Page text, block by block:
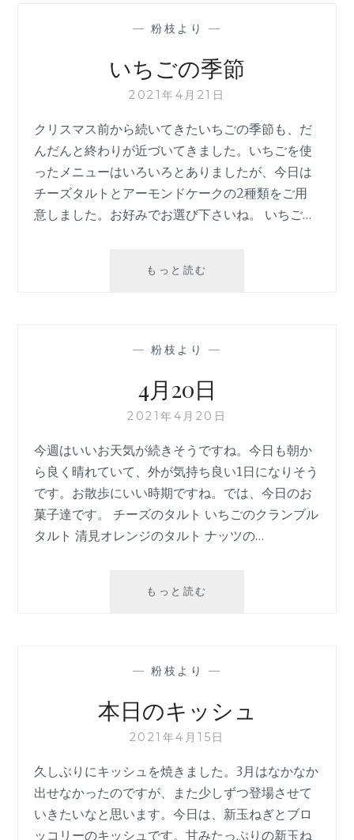
— 粉枝より —
いちごの季節
2021年4月21日
クリスマス前から続いてきたいちごの季節も、だ
んだんと終わりが近づいてきました。いちごを使
ったメニューはいろいろとありましたが、今日は
チーズタルトとアーモンドケークの2種類をご用
意しました。お好みでお選び下さいね。 いちご…
もっと読む
— 粉枝より —
4月20日
2021年4月20日
今週はいいお天気が続きそうですね。今日も朝か
ら良く晴れていて、外が気持ち良い1日になりそう
です。お散歩にいい時期ですね。では、今日のお
菓子達です。 チーズのタルト いちごのクランブル
タルト 清見オレンジのタルト ナッツの…
もっと読む
— 粉枝より —
本日のキッシュ
2021年4月15日
久しぶりにキッシュを焼きました。3月はなかなか
出せなかったのですが、また少しずつ登場させて
いきたいなと思います。今日は、新玉ねぎとブロ
ッコリーのキッシュです。甘みたっぷりの新玉ね